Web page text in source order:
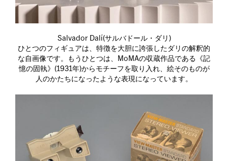
Salvador Dalí(サルバドール・ダリ)
ひとつのフィギュアは、特徴を大胆に誇張したダリの解釈的
な自画像です。もうひとつは、MoMAの収蔵作品である《記
憶の固執》(1931年)からモチーフを取り入れ、絵そのものが
人のかたちになったような表現になっています。